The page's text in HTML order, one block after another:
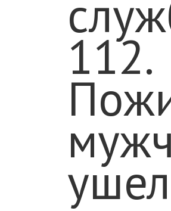
112.
ушел